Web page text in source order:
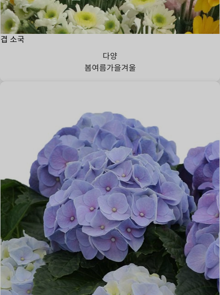
겹 소국
다양
봄여름가을겨울